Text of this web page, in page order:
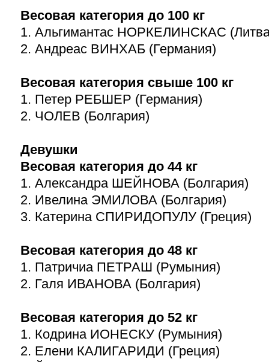
Весовая категория до 100 кг
1. Альгимантас НОРКЕЛИНСКАС
2. Андреас ВИНХАБ (Германия)
Весовая категория свыше 100 кг
1. Петер РЕБШЕР (Германия)
2. ЧОЛЕВ (Болгария)
Девушки
Весовая категория до 44 кг
1. Александра ШЕЙНОВА (Болгария)
2. Ивелина ЭМИЛОВА (Болгария)
3. Катерина СПИРИДОПУЛУ (Греция)
Весовая категория до 48 кг
1. Патричиа ПЕТРАШ (Румыния)
2. Галя ИВАНОВА (Болгария)
Весовая категория до 52 кг
1. Кодрина ИОНЕСКУ (Румыния)
2. Елени КАЛИГАРИДИ (Греция)